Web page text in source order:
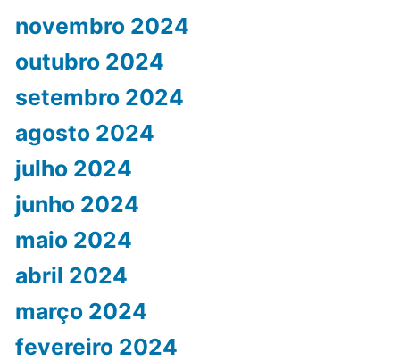
novembro 2024
outubro 2024
setembro 2024
agosto 2024
julho 2024
junho 2024
maio 2024
abril 2024
março 2024
fevereiro 2024